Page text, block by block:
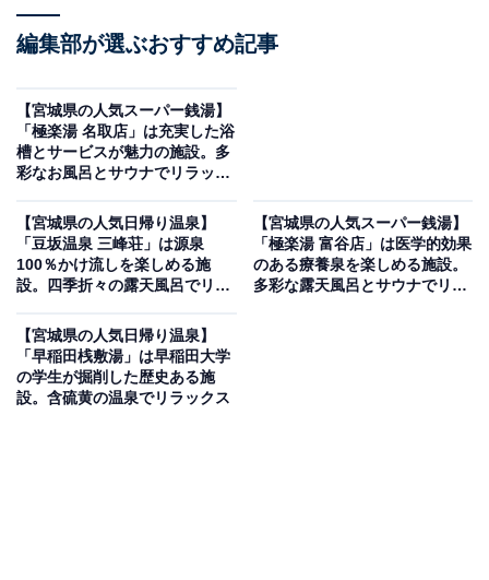
編集部が選ぶおすすめ記事
【宮城県の人気スーパー銭湯】
「極楽湯 名取店」は充実した浴
槽とサービスが魅力の施設。多
彩なお風呂とサウナでリラック
【宮城県の人気日帰り温泉】
「豆坂温泉 三峰荘」は源泉
100％かけ流しを楽しめる施
設。四季折々の露天風呂でリラ
【宮城県の人気スーパー銭湯】
「極楽湯 富谷店」は医学的効果
のある療養泉を楽しめる施設。
多彩な露天風呂とサウナでリラ
【宮城県の人気日帰り温泉】
「早稲田桟敷湯」は早稲田大学
の学生が掘削した歴史ある施
設。含硫黄の温泉でリラックス